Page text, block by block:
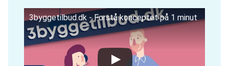
3byggetilbud.dk - Forstå konceptet på 1 minut